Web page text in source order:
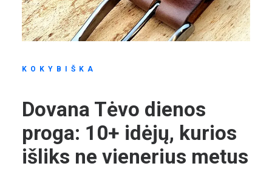
KOKYBIŠKA
Dovana Tėvo dienos
proga: 10+ idėjų, kurios
išliks ne vienerius metus